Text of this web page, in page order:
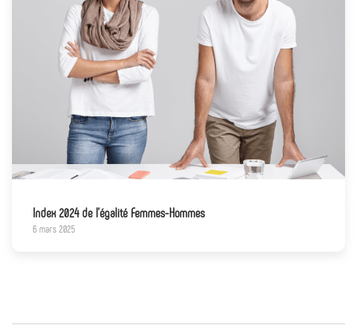
Index 2024 de l’égalité Femmes-Hommes
6 mars 2025